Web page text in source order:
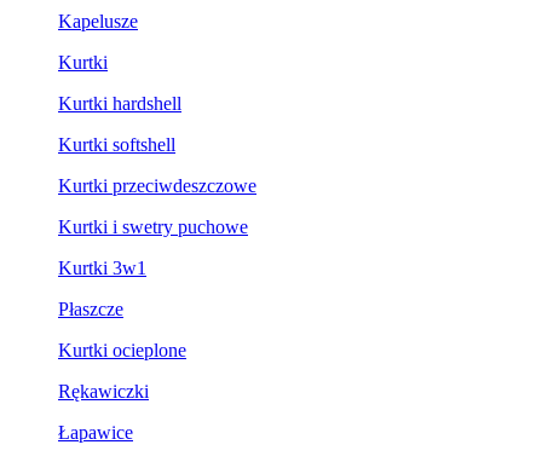
Kapelusze
Kurtki
Kurtki hardshell
Kurtki softshell
Kurtki przeciwdeszczowe
Kurtki i swetry puchowe
Kurtki 3w1
Płaszcze
Kurtki ocieplone
Rękawiczki
Łapawice